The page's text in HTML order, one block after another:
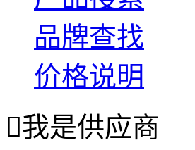
品牌查找
价格说明
我是供应商